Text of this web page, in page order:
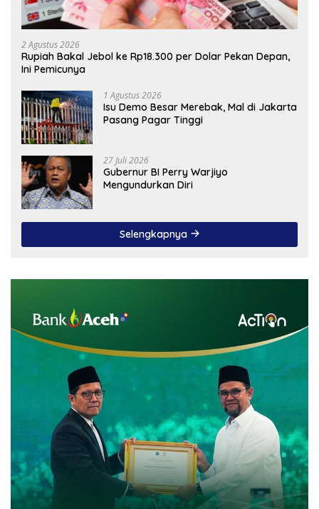
2 Agustus 2026
Rupiah Bakal Jebol ke Rp18.300 per Dolar Pekan Depan,
Ini Pemicunya
1 Agustus 2026
Isu Demo Besar Merebak, Mal di Jakarta
Pasang Pagar Tinggi
27 Juli 2026
Gubernur BI Perry Warjiyo
Mengundurkan Diri
Selengkapnya